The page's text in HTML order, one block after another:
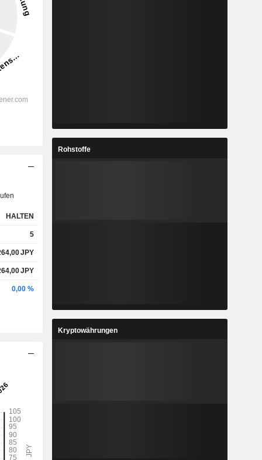
HALTEN
5
JPY
JPY
0,00 %
Rohstoffe
Kryptowährungen